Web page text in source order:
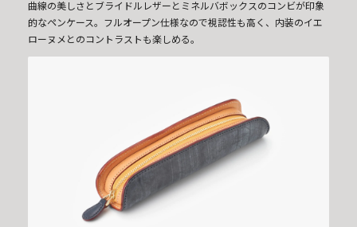
曲線の美しさとブライドルレザーとミネルバボックスのコンビが印象
的なペンケース。フルオープン仕様なので視認性も高く、内装のイエ
ローヌメとのコントラストも楽しめる。